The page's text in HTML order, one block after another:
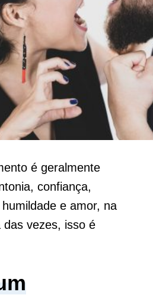
é geralmente
confiança,
e amor, na
das vezes, isso é